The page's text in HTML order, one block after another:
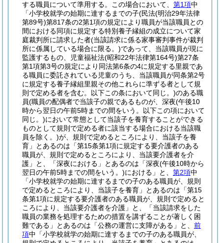
する職員について準用する。
この場合において、 第1項中
「小学校就学の始期に達するまでの子(民法(明治29年法律
第89号)第817条の2第1項の規定により職員が当該職員との
間における同項に規定する特別養子縁組の成立について家
庭裁判所に請求した者(当該請求に係る家事審判事件が裁判
所に係属している場合に限る。)であって、当該職員が現に
監護するもの、児童福祉法(昭和22年法律第164号)第27条
第1項第3号の規定により同法第6条の4に規定する里親であ
る職員に委託されている児童のうち、当該職員が同条第2号
に規定する養子縁組里親その他これらに準ずる者として規
則で定める者を含む。以下この条において同じ。)のある職
員(職員の配偶者で当該子の親であるものが、深夜(午後10
時から翌日の午前5時までの間をいう。以下この項において
同じ。)において常態として当該子を養育することができる
ものとして規則で定める者に該当する場合における当該職
員を除く。)が、規則で定めるところにより、当該子を養
育」とあるのは「第15条第1項に規定する要介護者のある
職員が、規則で定めるところにより、当該要介護者を介
護」と、「深夜における」とあるのは「深夜(午後10時から
翌日の午前5時までの間をいう。)における」と、 第2項中
「小学校就学の始期に達するまでの子のある職員が、規則
で定めるところにより、当該子を養育」とあるのは「第15
条第1項に規定する要介護者のある職員が、規則で定めると
ころにより、当該要介護者を介護」と、「当該請求をした
職員の業務を処理するための措置を講ずることが著しく困
難である」とあるのは「公務の運営に支障がある」と、 前
項中「小学校就学の始期に達するまでの子のある職員が、